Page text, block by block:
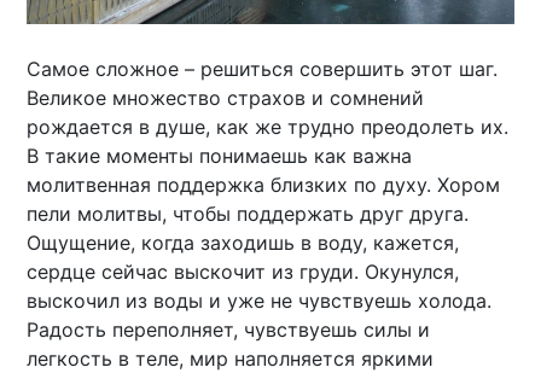
Cамое сложное – решиться совершить этот шаг.
Великое множество страхов и сомнений
рождается в душе, как же трудно преодолеть их.
В такие моменты понимаешь как важна
молитвенная поддержка близких по духу. Хором
пели молитвы, чтобы поддержать друг друга.
Ощущение, когда заходишь в воду, кажется,
сердце сейчас выскочит из груди. Окунулся,
выскочил из воды и уже не чувствуешь холода.
Радость переполняет, чувствуешь силы и
легкость в теле, мир наполняется яркими